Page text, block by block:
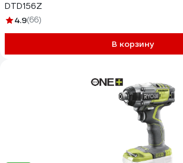
DTD156Z
4.9(66)
В корзину